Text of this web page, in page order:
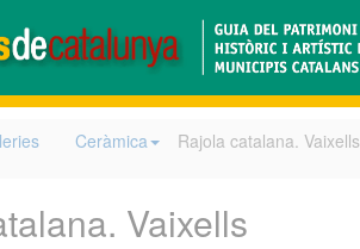
Ceràmica Rajola catalana. Vaixells
Vaixells